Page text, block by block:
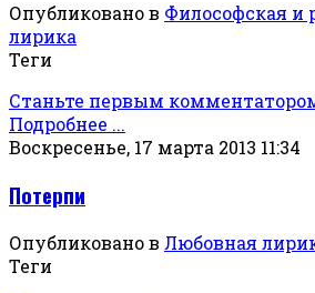
Опубликовано в Философская и
лирика
Теги
Станьте первым
Подробнее ...
Воскресенье, 17 марта 2013 11:34
Потерпи
Опубликовано в Любовная
Теги